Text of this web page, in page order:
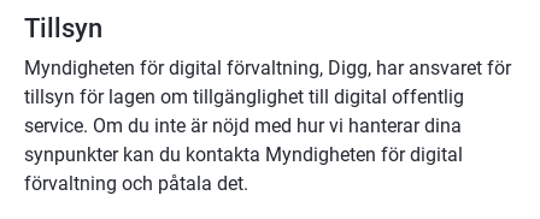
Tillsyn
Myndigheten för digital förvaltning, Digg, har ansvaret för
tillsyn för lagen om tillgänglighet till digital offentlig
service. Om du inte är nöjd med hur vi hanterar dina
synpunkter kan du kontakta Myndigheten för digital
förvaltning och påtala det.